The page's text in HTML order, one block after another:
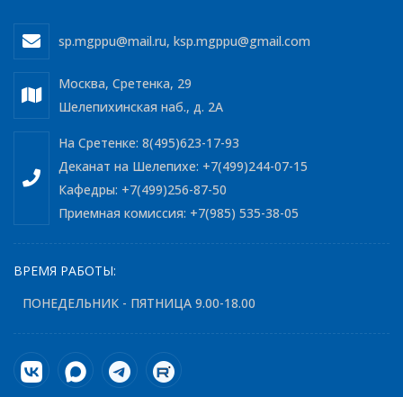
sp.mgppu@mail.ru, ksp.mgppu@gmail.com
Москва, Сретенка, 29
Шелепихинская наб., д. 2А
На Сретенке: 8(495)623-17-93
Деканат на Шелепихе: +7(499)244-07-15
Кафедры: +7(499)256-87-50
Приемная комиссия: +7(985) 535-38-05
ВРЕМЯ РАБОТЫ:
ПОНЕДЕЛЬНИК - ПЯТНИЦА 9.00-18.00